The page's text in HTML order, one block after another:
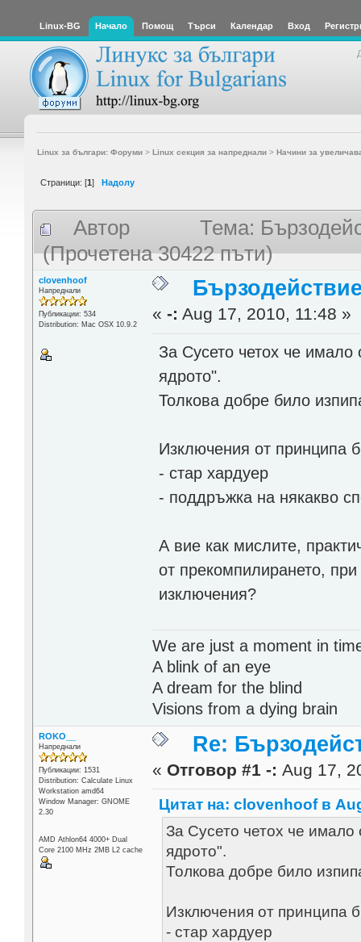
Linux-BG Начало Помощ Търси Календар Вход
Linux за българи: Форуми> Linux секция за напреднали> Начини за
Страници: [1] Надолу
Автор
Тема:
(Прочетена 30422 пъти)
clovenhoof
Напреднали
Публикации: 534
Distribution: Mac OSX 10.9.2
«-: Aug 17, 2010, 11:48 »
За Сусето четох че
ядрото".
Толкова добре било
Изключения от принципа
- стар хардуер
- поддръжка на някакво
А вие как мислите,
от прекомпилирането,
изключения?
We are just a moment in
A blink of an eye
A dream for the blind
Visions from a dying brain
ROKO__
Напреднали
Публикации: 1531
Distribution: Calculate Linux
Workstation amd64
Window Manager: GNOME
2.30
AMD Athlon64 4000+ Dual
Core 2100 MHz 2MB L2 cache
Re:
« Отговор #1 -: Aug 17,
Цитат на: clovenhoof в
За Сусето четох че
ядрото".
Толкова добре било
Изключения от принципа
- стар хардуер